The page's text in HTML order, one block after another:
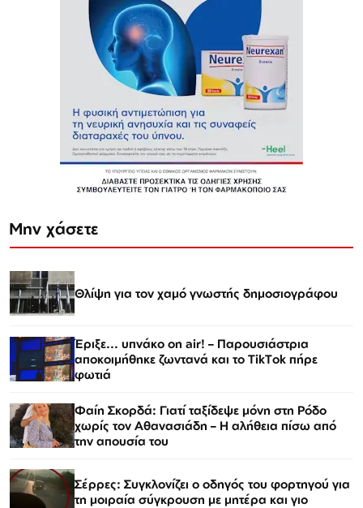
Μην χάσετε
Θλίψη για τον χαμό γνωστής δημοσιογράφου
Έριξε... υπνάκο on air! – Παρουσιάστρια
αποκοιμήθηκε ζωντανά και το TikTok πήρε
φωτιά
Φαίη Σκορδά: Γιατί ταξίδεψε μόνη στη Ρόδο
χωρίς τον Αθανασιάδη – Η αλήθεια πίσω από
την απουσία του
Σέρρες: Συγκλονίζει ο οδηγός του φορτηγού για
τη μοιραία σύγκρουση με μητέρα και γιο